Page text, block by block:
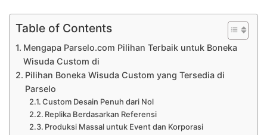
Table of Contents
Mengapa Parselo.com Pilihan Terbaik untuk Boneka
Wisuda Custom di
Pilihan Boneka Wisuda Custom yang Tersedia di
Parselo
Custom Desain Penuh dari Nol
Replika Berdasarkan Referensi
Produksi Massal untuk Event dan Korporasi